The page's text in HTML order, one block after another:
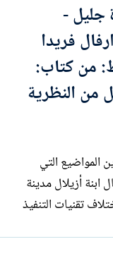
منهجية
في: البنية،
أن التشكيل...
جليل -
فريدا
من كتاب:
من النظرية
المواضيع التي
ابنة أزيلال مدينة
تقنيات التنفيذ